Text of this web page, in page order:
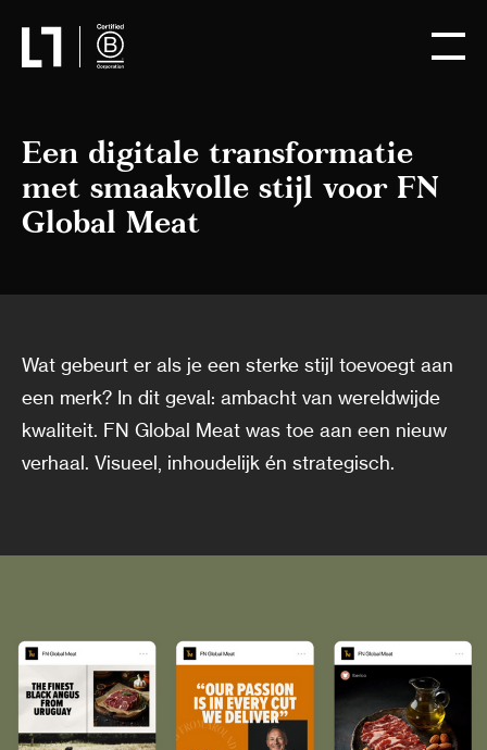
Een digitale transformatie
met smaakvolle stijl voor FN
Global Meat
Wat gebeurt er als je een sterke stijl toevoegt aan
een merk? In dit geval: ambacht van wereldwijde
kwaliteit. FN Global Meat was toe aan een nieuw
verhaal. Visueel, inhoudelijk én strategisch.